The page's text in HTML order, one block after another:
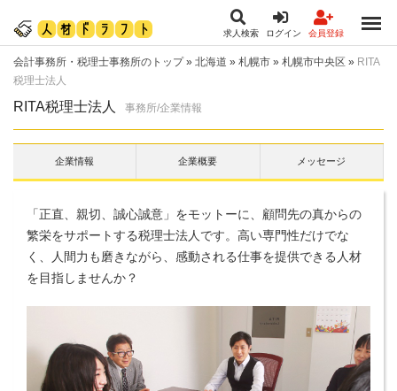
求人検索 ログイン 会員登録
会計事務所・税理士事務所のトップ» 北海道 » 札幌市 » 札幌市中央区 » RITA
税理士法人
RITA税理士法人 事務所/企業情報
企業情報 企業概要 メッセージ
「正直、親切、誠心誠意」をモットーに、顧問先の真からの
繁栄をサポートする税理士法人です。高い専門性だけでな
く、人間力も磨きながら、感動される仕事を提供できる人材
を目指しませんか？